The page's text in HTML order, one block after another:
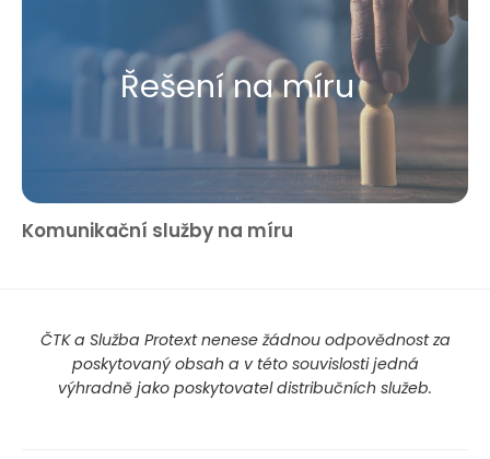
Řešení na míru
Komunikační služby na míru
ČTK a Služba Protext nenese žádnou odpovědnost za
poskytovaný obsah a v této souvislosti jedná
výhradně jako poskytovatel distribučních služeb.